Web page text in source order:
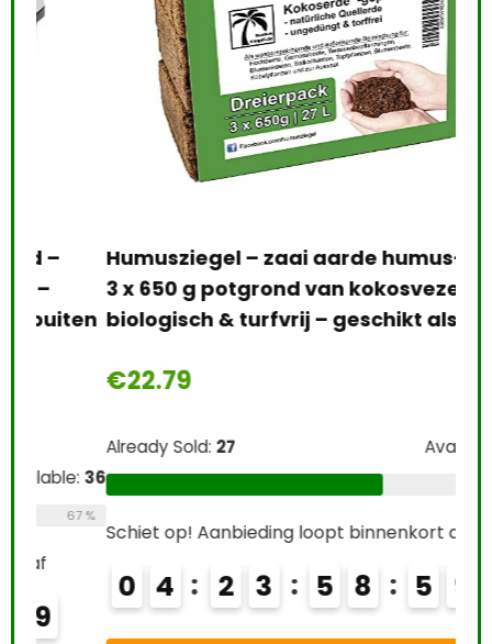
Humusziegel – zaai aarde humus- 27 L –
3 x 650 g potgrond van kokosvezel –
biologisch & turfvrij – geschikt als…
22.79
Already Sold:27 Available:41
Schiet op! Aanbieding loopt binnenkort af
2 3 5 8 5 8